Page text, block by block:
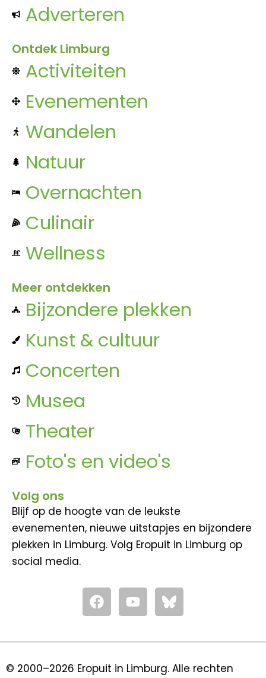
Adverteren
Ontdek Limburg
Activiteiten
Evenementen
Wandelen
Natuur
Overnachten
Culinair
Wellness
Meer ontdekken
Bijzondere plekken
Kunst & cultuur
Concerten
Musea
Theater
Foto's en video's
Volg ons
Blijf op de hoogte van de leukste
evenementen, nieuwe uitstapjes en bijzondere
plekken in Limburg. Volg Eropuit in Limburg op
social media.
F
a
c
o
Y
o
u
b
© 2000–2026 Eropuit in Limburg. Alle rechten